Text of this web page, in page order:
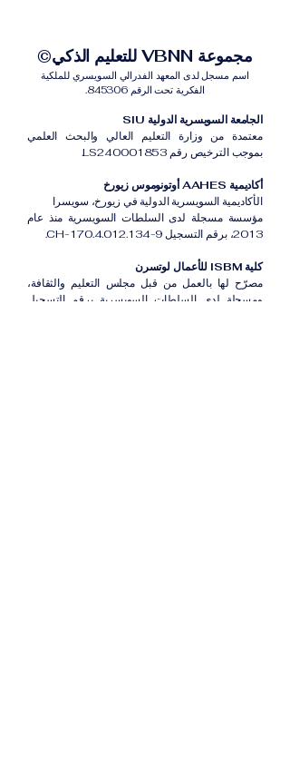
مجموعة VBNN للتعليم الذكي©
اسم مسجل لدى المعهد الفدرالي السويسري للملكية
الفكرية تحت الرقم 845306.
الجامعة السويسرية الدولية SIU
معتمدة من وزارة التعليم العالي والبحث العلمي
بموجب الترخيص رقم LS240001853.
أكاديمية AAHES أوتونوموس زيورخ
الأكاديمية السويسرية الدولية في زيورخ، سويسرا
مؤسسة مسجلة لدى السلطات السويسرية منذ عام
2013، برقم التسجيل CH-170.4.012.134-9.
كلية ISBM للأعمال لوتسرن
مصرّح لها بالعمل من قبل مجلس التعليم والثقافة،
ومسجلة لدى السلطات السويسرية برقم التسجيل